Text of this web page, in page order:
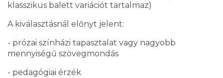
klasszikus balett variációt tartalmaz)
A kiválasztásnál előnyt jelent:
- prózai színházi tapasztalat vagy nagyobb
mennyiségű szövegmondás
- pedagógiai érzék